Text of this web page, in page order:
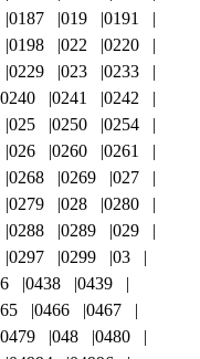
0187 019
0191
0198 022
0220
0229 023
0233
0240 0241
0242
025 0250
0254
026 0260
0261
0268 0269
027
0279 028
0280
0288 0289
029
0297 0299
03
0438
0439
0466
0467
0479 048
0480